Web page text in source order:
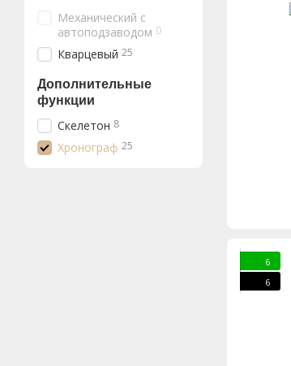
6
6
Механический с
автоподзаводом 0
Кварцевый 25
Дополнительные
функции
Скелетон 8
Хронограф 25